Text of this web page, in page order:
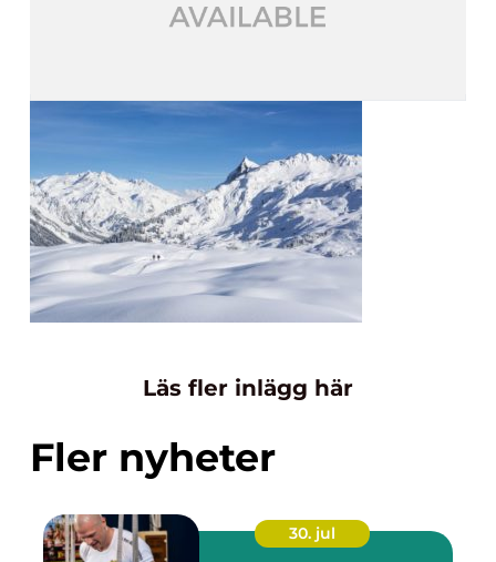
Läs fler inlägg här
Fler nyheter
30. jul